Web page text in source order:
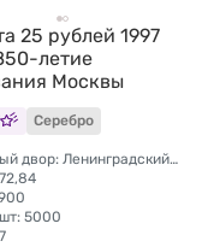
25 рублей 1997
летие
Москвы
Серебро
Монетный двор: Ленинградский (ЛМД)
5000